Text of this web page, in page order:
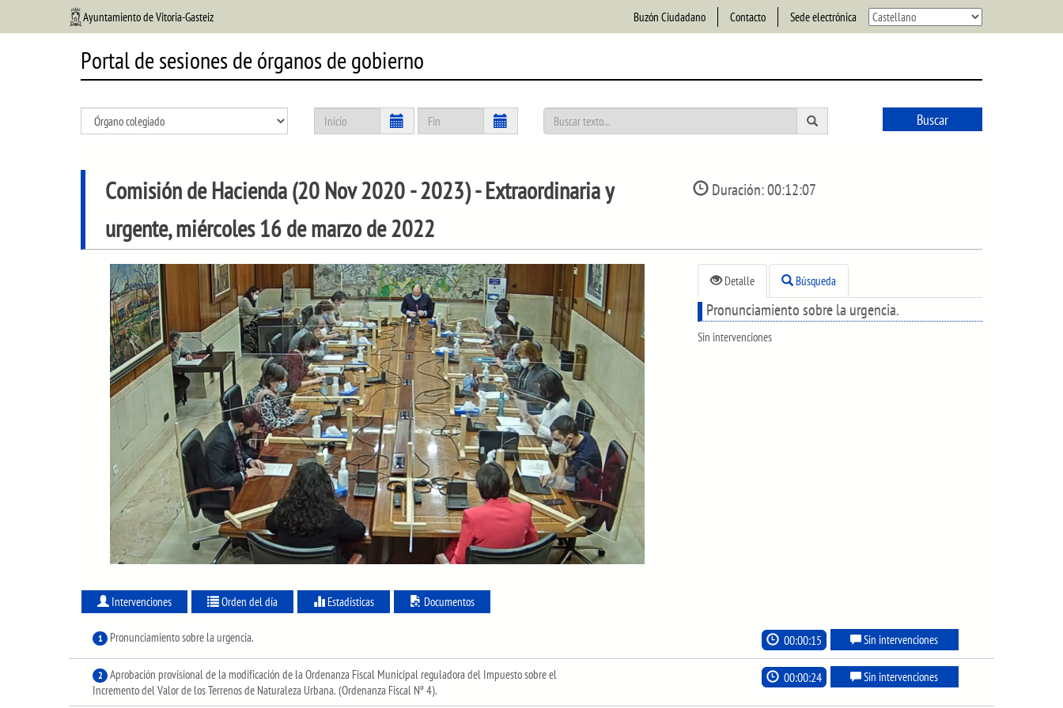
Ayuntamiento de Vitoria-Gasteiz Buzón Ciudadano Contacto Sede electrónica
Portal de sesiones de órganos de gobierno
Buscar
Comisión de Hacienda (20 Nov 2020 - 2023)- Extraordinaria y
urgente, miércoles 16 de marzo de 2022
Duración:00:12:07
Detalle Búsqueda
Pronunciamiento sobre la urgencia.
Sin intervenciones
Intervenciones Orden del día Estadísticas Documentos
1 Pronunciamiento sobre la urgencia. 00:00:15 Sin intervenciones
2
Aprobación provisional de la modificación de la Ordenanza Fiscal Municipal reguladora del Impuesto sobre el
Incremento del Valor de los Terrenos de Naturaleza Urbana. (Ordenanza Fiscal Nº 4).
00:00:24 Sin intervenciones